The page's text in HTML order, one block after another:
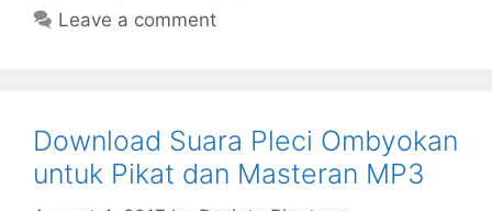
Leave a comment
Download Suara Pleci Ombyokan
untuk Pikat dan Masteran MP3